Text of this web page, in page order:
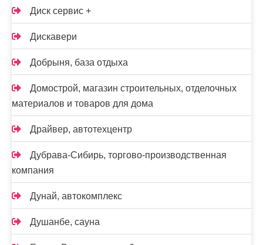
Диск сервис +
Дискавери
Добрыня, база отдыха
Домострой, магазин строительных, отделочных
материалов и товаров для дома
Драйвер, автотехцентр
Дубрава-Сибирь, торгово-производственная
компания
Дунай, автокомплекс
Душанбе, сауна